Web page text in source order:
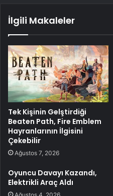
İlgili Makaleler
Tek Kişinin Gelştirdiği
Beaten Path, Fire Emblem
Hayranlarının İlgisini
Çekebilir
Ağustos 7, 2026
Oyuncu Davayı Kazandı,
Elektrikli Araç Aldı